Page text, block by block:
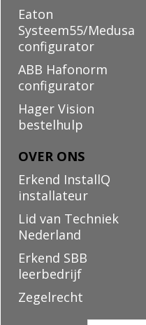
Eaton
Systeem55/Medusa
configurator
ABB Hafonorm
configurator
Hager Vision
bestelhulp
OVER ONS
Erkend InstallQ
installateur
Lid van Techniek
Nederland
Erkend SBB
leerbedrijf
Zegelrecht